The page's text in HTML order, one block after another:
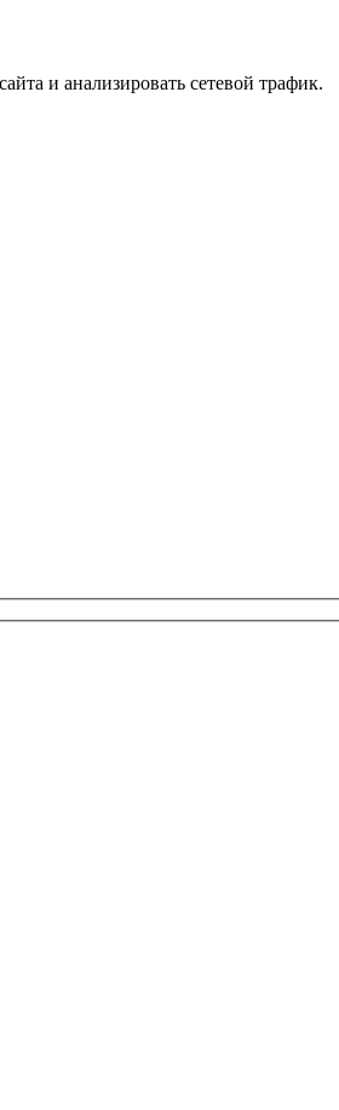
и анализировать сетевой трафик.